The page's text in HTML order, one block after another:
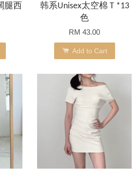
腿西
韩系Unisex太空棉 T *13
色
RM 43.00
Add to Cart